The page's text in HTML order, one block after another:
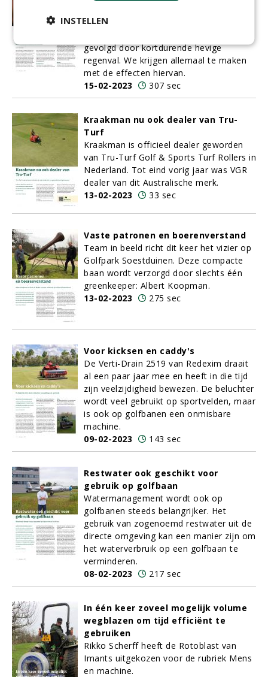
met de effecten van het veranderende
gevolgd door kortdurende hevige
regenval. We krijgen allemaal te maken
met de effecten hiervan.
15-02-2023
307 sec
Kraakman nu ook dealer van Tru-
Turf
Kraakman is officieel dealer geworden
van Tru-Turf Golf & Sports Turf Rollers in
Nederland. Tot eind vorig jaar was VGR
dealer van dit Australische merk.
13-02-2023
33 sec
Vaste patronen en boerenverstand
Team in beeld richt dit keer het vizier op
Golfpark Soestduinen. Deze compacte
baan wordt verzorgd door slechts één
greenkeeper: Albert Koopman.
13-02-2023
275 sec
Voor kicksen en caddy's
De Verti-Drain 2519 van Redexim draait
al een paar jaar mee en heeft in die tijd
zijn veelzijdigheid bewezen. De beluchter
wordt veel gebruikt op sportvelden, maar
is ook op golfbanen een onmisbare
machine.
09-02-2023
143 sec
Restwater ook geschikt voor
gebruik op golfbaan
Watermanagement wordt ook op
golfbanen steeds belangrijker. Het
gebruik van zogenoemd restwater uit de
directe omgeving kan een manier zijn om
het waterverbruik op een golfbaan te
verminderen.
08-02-2023
217 sec
In één keer zoveel mogelijk volume
wegblazen om tijd efficiënt te
gebruiken
Rikko Scherff heeft de Rotoblast van
Imants uitgekozen voor de rubriek Mens
en machine.
INSTELLEN